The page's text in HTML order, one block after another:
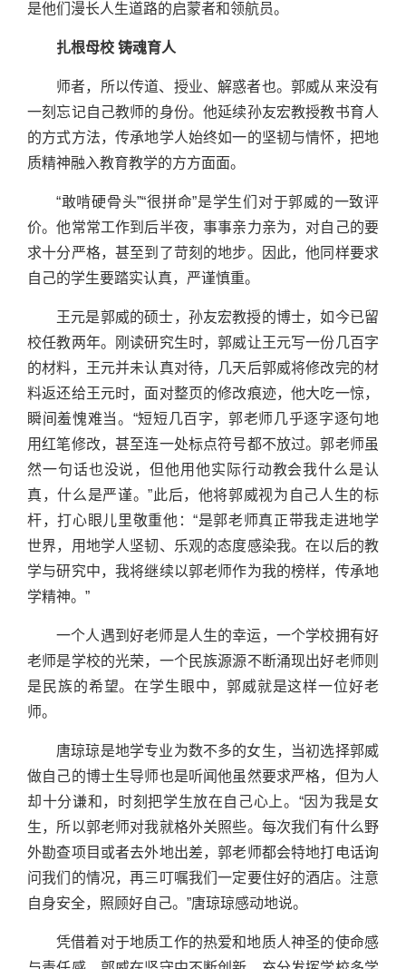
是他们漫长人生道路的启蒙者和领航员。
扎根母校 铸魂育人
师者，所以传道、授业、解惑者也。郭威从来没有
一刻忘记自己教师的身份。他延续孙友宏教授教书育人
的方式方法，传承地学人始终如一的坚韧与情怀，把地
质精神融入教育教学的方方面面。
“敢啃硬骨头”“很拼命”是学生们对于郭威的一致评
价。他常常工作到后半夜，事事亲力亲为，对自己的要
求十分严格，甚至到了苛刻的地步。因此，他同样要求
自己的学生要踏实认真，严谨慎重。
王元是郭威的硕士，孙友宏教授的博士，如今已留
校任教两年。刚读研究生时，郭威让王元写一份几百字
的材料，王元并未认真对待，几天后郭威将修改完的材
料返还给王元时，面对整页的修改痕迹，他大吃一惊，
瞬间羞愧难当。“短短几百字，郭老师几乎逐字逐句地
用红笔修改，甚至连一处标点符号都不放过。郭老师虽
然一句话也没说，但他用他实际行动教会我什么是认
真，什么是严谨。”此后，他将郭威视为自己人生的标
杆，打心眼儿里敬重他：“是郭老师真正带我走进地学
世界，用地学人坚韧、乐观的态度感染我。在以后的教
学与研究中，我将继续以郭老师作为我的榜样，传承地
学精神。”
一个人遇到好老师是人生的幸运，一个学校拥有好
老师是学校的光荣，一个民族源源不断涌现出好老师则
是民族的希望。在学生眼中，郭威就是这样一位好老
师。
唐琼琼是地学专业为数不多的女生，当初选择郭威
做自己的博士生导师也是听闻他虽然要求严格，但为人
却十分谦和，时刻把学生放在自己心上。“因为我是女
生，所以郭老师对我就格外关照些。每次我们有什么野
外勘查项目或者去外地出差，郭老师都会特地打电话询
问我们的情况，再三叮嘱我们一定要住好的酒店。注意
自身安全，照顾好自己。”唐琼琼感动地说。
凭借着对于地质工作的热爱和地质人神圣的使命感